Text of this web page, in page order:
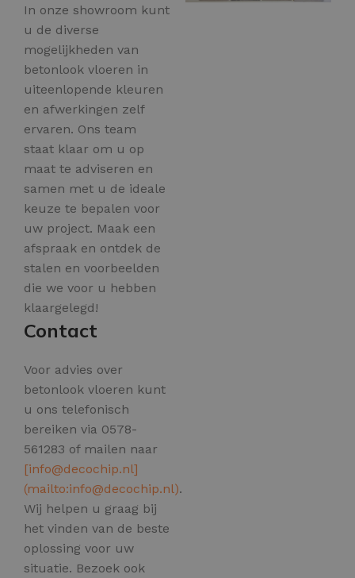
In onze showroom kunt
u de diverse
mogelijkheden van
betonlook vloeren in
uiteenlopende kleuren
en afwerkingen zelf
ervaren. Ons team
staat klaar om u op
maat te adviseren en
samen met u de ideale
keuze te bepalen voor
uw project. Maak een
afspraak en ontdek de
stalen en voorbeelden
die we voor u hebben
klaargelegd!
Contact
Voor advies over
betonlook vloeren kunt
u ons telefonisch
bereiken via 0578-
561283 of mailen naar
[info@decochip.nl]
(mailto:info@decochip.nl).
Wij helpen u graag bij
het vinden van de beste
oplossing voor uw
situatie. Bezoek ook